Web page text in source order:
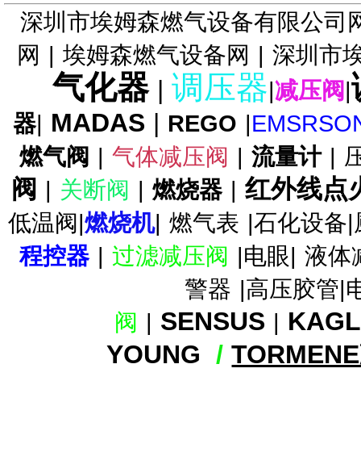
FRM减压阀-DUNGS中压减压
阀
FRS调压器DUNGS调压阀
深圳市埃姆森燃气设备有限公司
网 | 埃姆森燃气设备网 | 深圳市
气化器 | 调压器|减压阀|
器| MADAS | REGO |
燃气阀 | 气体减压阀 | 流量计 |
阀 | 关断阀 | 燃烧器 | 红外线点
低温阀|燃烧机| 燃气表 |石化设备
程控器 | 过滤减压阀 |电眼| 液体
警器 |高压胶管|
阀 | SENSUS |
YOUNG /